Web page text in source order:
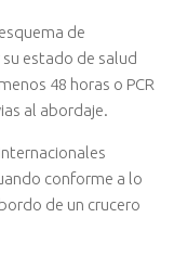
de
estado de salud
48 horas o PCR
al abordaje.
conforme a lo
de un crucero